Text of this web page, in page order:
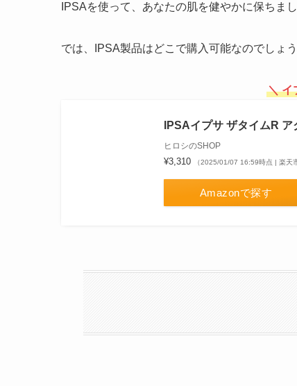
IPSAを使って、あなたの肌を健やかに保ちまし
では、IPSA製品はどこで購入可能なのでしょう
＼ イ
IPSAイプサ ザタイムR
ヒロシのSHOP
¥3,310 （2025/01/07 16:59時点 | 楽天
Amazonで探す